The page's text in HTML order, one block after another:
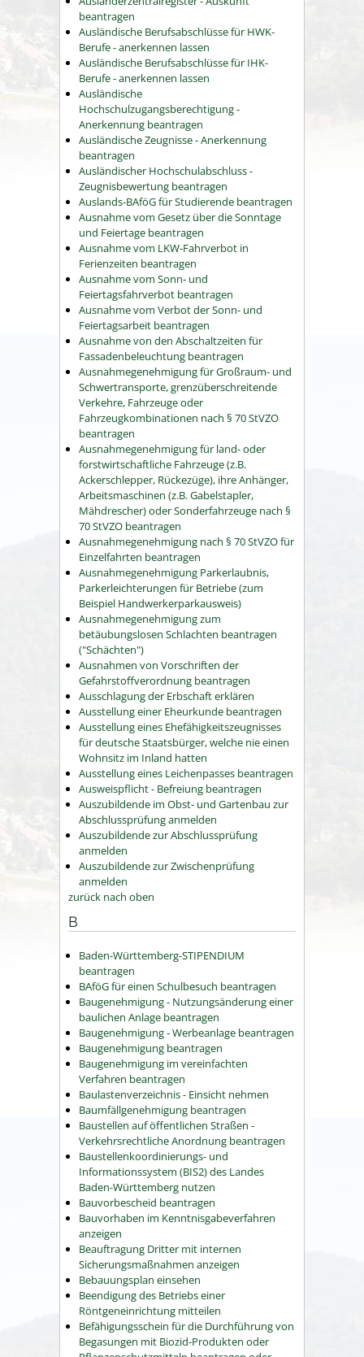
beantragen
Ausländische Berufsabschlüsse für HWK-
Berufe - anerkennen lassen
Ausländische Berufsabschlüsse für IHK-
Berufe - anerkennen lassen
Ausländische
Hochschulzugangsberechtigung -
Anerkennung beantragen
Ausländische Zeugnisse - Anerkennung
beantragen
Ausländischer Hochschulabschluss -
Zeugnisbewertung beantragen
Auslands-BAföG für Studierende beantragen
Ausnahme vom Gesetz über die Sonntage
und Feiertage beantragen
Ausnahme vom LKW-Fahrverbot in
Ferienzeiten beantragen
Ausnahme vom Sonn- und
Feiertagsfahrverbot beantragen
Ausnahme vom Verbot der Sonn- und
Feiertagsarbeit beantragen
Ausnahme von den Abschaltzeiten für
Fassadenbeleuchtung beantragen
Ausnahmegenehmigung für Großraum- und
Schwertransporte, grenzüberschreitende
Verkehre, Fahrzeuge oder
Fahrzeugkombinationen nach § 70 StVZO
beantragen
Ausnahmegenehmigung für land- oder
forstwirtschaftliche Fahrzeuge (z.B.
Ackerschlepper, Rückezüge), ihre Anhänger,
Arbeitsmaschinen (z.B. Gabelstapler,
Mähdrescher) oder Sonderfahrzeuge nach §
70 StVZO beantragen
Ausnahmegenehmigung nach § 70 StVZO für
Einzelfahrten beantragen
Ausnahmegenehmigung Parkerlaubnis,
Parkerleichterungen für Betriebe (zum
Beispiel Handwerkerparkausweis)
Ausnahmegenehmigung zum
betäubungslosen Schlachten beantragen
("Schächten")
Ausnahmen von Vorschriften der
Gefahrstoffverordnung beantragen
Ausschlagung der Erbschaft erklären
Ausstellung einer Eheurkunde beantragen
Ausstellung eines Ehefähigkeitszeugnisses
für deutsche Staatsbürger, welche nie einen
Wohnsitz im Inland hatten
Ausstellung eines Leichenpasses beantragen
Ausweispflicht - Befreiung beantragen
Auszubildende im Obst- und Gartenbau zur
Abschlussprüfung anmelden
Auszubildende zur Abschlussprüfung
anmelden
Auszubildende zur Zwischenprüfung
anmelden
zurück nach oben
B
Baden-Württemberg-STIPENDIUM
beantragen
BAföG für einen Schulbesuch beantragen
Baugenehmigung - Nutzungsänderung einer
baulichen Anlage beantragen
Baugenehmigung - Werbeanlage beantragen
Baugenehmigung beantragen
Baugenehmigung im vereinfachten
Verfahren beantragen
Baulastenverzeichnis - Einsicht nehmen
Baumfällgenehmigung beantragen
Baustellen auf öffentlichen Straßen -
Verkehrsrechtliche Anordnung beantragen
Baustellenkoordinierungs- und
Informationssystem (BIS2) des Landes
Baden-Württemberg nutzen
Bauvorbescheid beantragen
Bauvorhaben im Kenntnisgabeverfahren
anzeigen
Beauftragung Dritter mit internen
Sicherungsmaßnahmen anzeigen
Bebauungsplan einsehen
Beendigung des Betriebs einer
Röntgeneinrichtung mitteilen
Befähigungsschein für die Durchführung von
Begasungen mit Biozid-Produkten oder